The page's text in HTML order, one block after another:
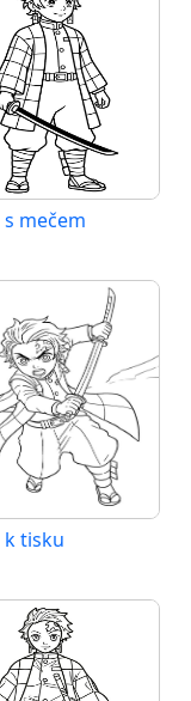
mečem
k tisku